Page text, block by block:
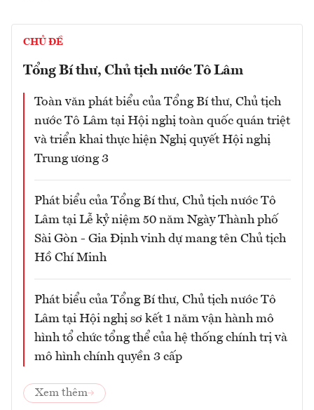
CHỦ ĐỀ
Tổng Bí thư, Chủ tịch nước Tô Lâm
Toàn văn phát biểu của Tổng Bí thư, Chủ tịch
nước Tô Lâm tại Hội nghị toàn quốc quán triệt
và triển khai thực hiện Nghị quyết Hội nghị
Trung ương 3
Phát biểu của Tổng Bí thư, Chủ tịch nước Tô
Lâm tại Lễ kỷ niệm 50 năm Ngày Thành phố
Sài Gòn - Gia Định vinh dự mang tên Chủ tịch
Hồ Chí Minh
Phát biểu của Tổng Bí thư, Chủ tịch nước Tô
Lâm tại Hội nghị sơ kết 1 năm vận hành mô
hình tổ chức tổng thể của hệ thống chính trị và
mô hình chính quyền 3 cấp
Xem thêm